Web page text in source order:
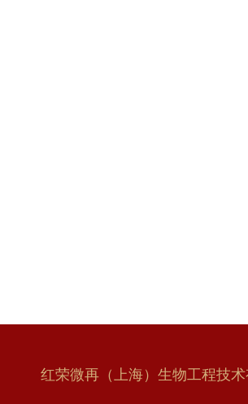
红荣微再（上海）生物工程技术